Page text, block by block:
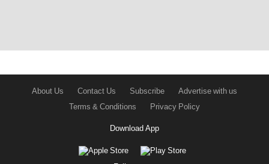
About Us Contact Us Subscribe
Advertise with us
Terms & Conditions
Privacy Policy
Download App